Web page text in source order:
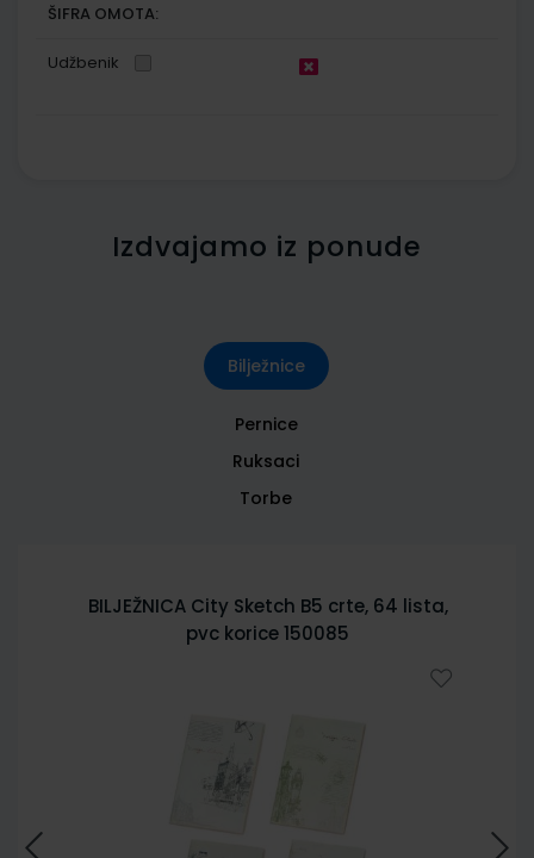
ŠIFRA OMOTA:
Udžbenik
Izdvajamo iz ponude
Bilježnice
Pernice
Ruksaci
Torbe
BILJEŽNICA City Sketch B5 crte, 64 lista,
pvc korice 150085